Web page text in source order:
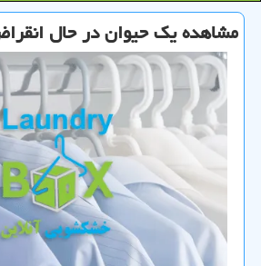
مشاهده یك حیوان در حال